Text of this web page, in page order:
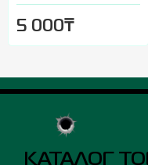
5 000₸
КАТАЛОГ